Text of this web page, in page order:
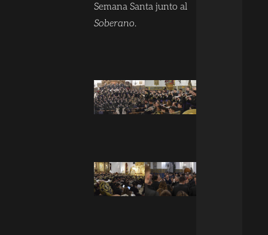
Semana Santa junto al
Soberano.